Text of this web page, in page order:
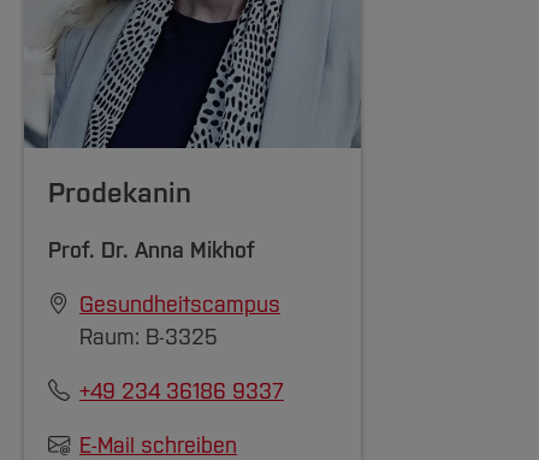
Prodekanin
Prof. Dr. Anna Mikhof
Gesundheitscampus
Raum: B-3325
+49 234 36186 9337
E-Mail schreiben